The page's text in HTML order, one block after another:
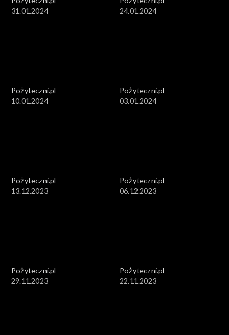
31.01.2024
24.01.2024
Pożyteczni.pl
10.01.2024
Pożyteczni.pl
03.01.2024
Pożyteczni.pl
13.12.2023
Pożyteczni.pl
06.12.2023
Pożyteczni.pl
29.11.2023
Pożyteczni.pl
22.11.2023